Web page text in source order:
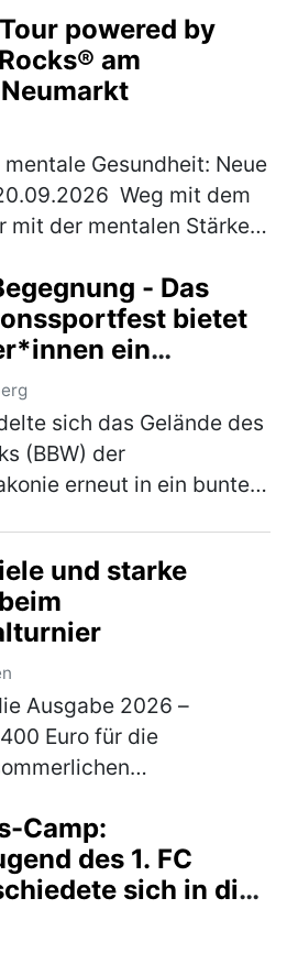
244 Läufer*innen so
powered by
am
Gesundheit: Neue
Weg mit dem
mit der mentalen Stärke:
für Achtsamk…(mehr)
- Das
bietet
ein
sich das Gelände des
(BBW) der
erneut in ein buntes
und starke
Ausgabe 2026 –
Euro für die
des
Camp:
des 1. FC
sich in die